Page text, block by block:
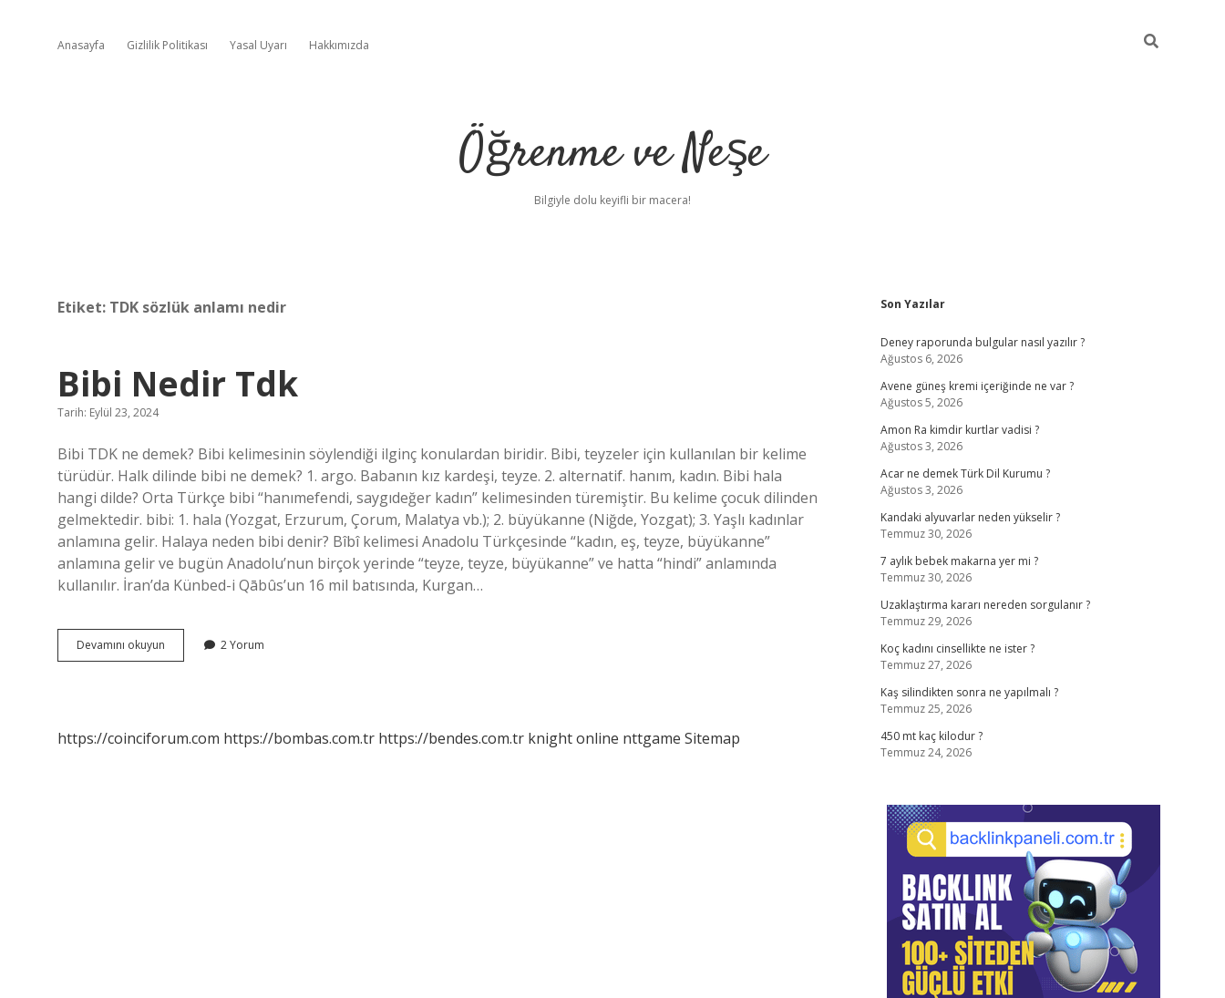
Anasayfa Gizlilik Politikası Yasal Uyarı Hakkımızda
Öğrenme ve Neşe
Bilgiyle dolu keyifli bir macera!
Etiket: TDK sözlük anlamı nedir
Bibi Nedir Tdk
Tarih: Eylül 23, 2024
Bibi TDK ne demek? Bibi kelimesinin söylendiği ilginç konulardan biridir. Bibi, teyzeler için kullanılan bir kelime
türüdür. Halk dilinde bibi ne demek? 1. argo. Babanın kız kardeşi, teyze. 2. alternatif. hanım, kadın. Bibi hala
hangi dilde? Orta Türkçe bibi “hanımefendi, saygıdeğer kadın” kelimesinden türemiştir. Bu kelime çocuk dilinden
gelmektedir. bibi: 1. hala (Yozgat, Erzurum, Çorum, Malatya vb.); 2. büyükanne (Niğde, Yozgat); 3. Yaşlı kadınlar
anlamına gelir. Halaya neden bibi denir? Bîbî kelimesi Anadolu Türkçesinde “kadın, eş, teyze, büyükanne”
anlamına gelir ve bugün Anadolu’nun birçok yerinde “teyze, teyze, büyükanne” ve hatta “hindi” anlamında
kullanılır. İran’da Künbed-i Qābûs’un 16 mil batısında, Kurgan…
Devamını okuyun
Nedir
2 Yorum
https://coinciforum.com https://bombas.com.tr https://bendes.com.tr knight online nttgame Sitemap
Sidebar
Son Yazılar
Deney raporunda bulgular nasıl yazılır ?
Ağustos 6, 2026
Avene güneş kremi içeriğinde ne var ?
Ağustos 5, 2026
Amon Ra kimdir kurtlar vadisi ?
Ağustos 3, 2026
Acar ne demek Türk Dil Kurumu ?
Ağustos 3, 2026
Kandaki alyuvarlar neden yükselir ?
Temmuz 30, 2026
7 aylık bebek makarna yer mi ?
Temmuz 30, 2026
Uzaklaştırma kararı nereden sorgulanır ?
Temmuz 29, 2026
Koç kadını cinsellikte ne ister ?
Temmuz 27, 2026
Kaş silindikten sonra ne yapılmalı ?
Temmuz 25, 2026
450 mt kaç kilodur ?
Temmuz 24, 2026